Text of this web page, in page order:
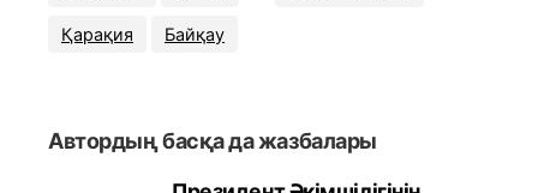
Қарақия Байқау
Автордың басқа да жазбалары